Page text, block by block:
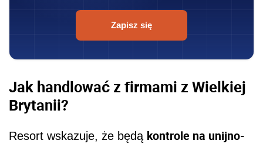
Zapisz się
Jak handlować z firmami z Wielkiej
Brytanii?
Resort wskazuje, że będą kontrole na unijno-